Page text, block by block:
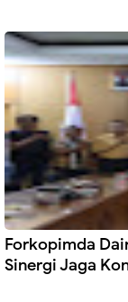
Forkopimda
Sinergi Jaga